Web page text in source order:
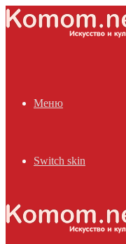
Меню
Switch skin